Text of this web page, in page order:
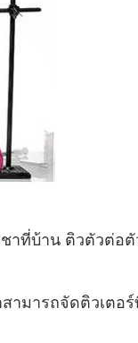
าที่บ้าน ติวตัวต่อ
ามารถจัดติวเตอ